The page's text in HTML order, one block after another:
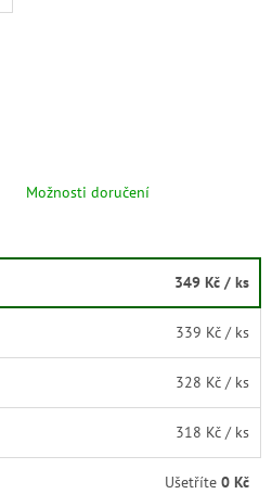
Možnosti doručení
349 Kč / ks
339 Kč / ks
328 Kč / ks
318 Kč / ks
Ušetříte 0 Kč